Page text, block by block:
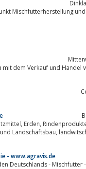
Mischfutterherstellung und
- www.agravis.de
Deutschlands - Mischfutter